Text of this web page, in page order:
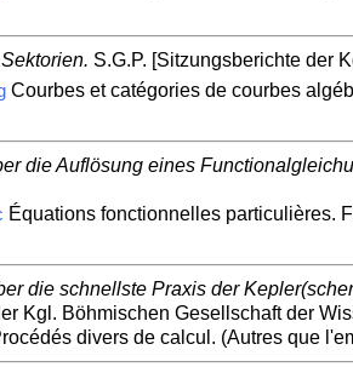
S.G.P. [Sitzungsberichte der
Courbes et catégories de courbes
die Auflösung eines
Équations fonctionnelles particulières.
die schnellste Praxis der
Kgl. Böhmischen Gesellschaft der
divers de calcul. (Autres que